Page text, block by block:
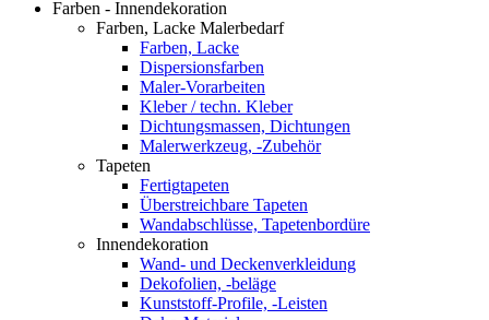
Farben - Innendekoration
Farben, Lacke Malerbedarf
Farben, Lacke
Dispersionsfarben
Maler-Vorarbeiten
Kleber / techn. Kleber
Dichtungsmassen, Dichtungen
Malerwerkzeug, -Zubehör
Tapeten
Fertigtapeten
Überstreichbare Tapeten
Wandabschlüsse, Tapetenbordüre
Innendekoration
Wand- und Deckenverkleidung
Dekofolien, -beläge
Kunststoff-Profile, -Leisten